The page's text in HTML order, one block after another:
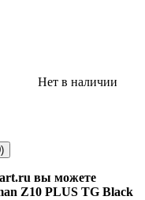
Нет в наличии
art.ru вы можете
Z10 PLUS TG Black